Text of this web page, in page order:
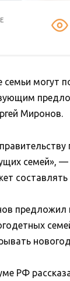
могут
Миронов.
семей», —
составлять
предложил
РФ